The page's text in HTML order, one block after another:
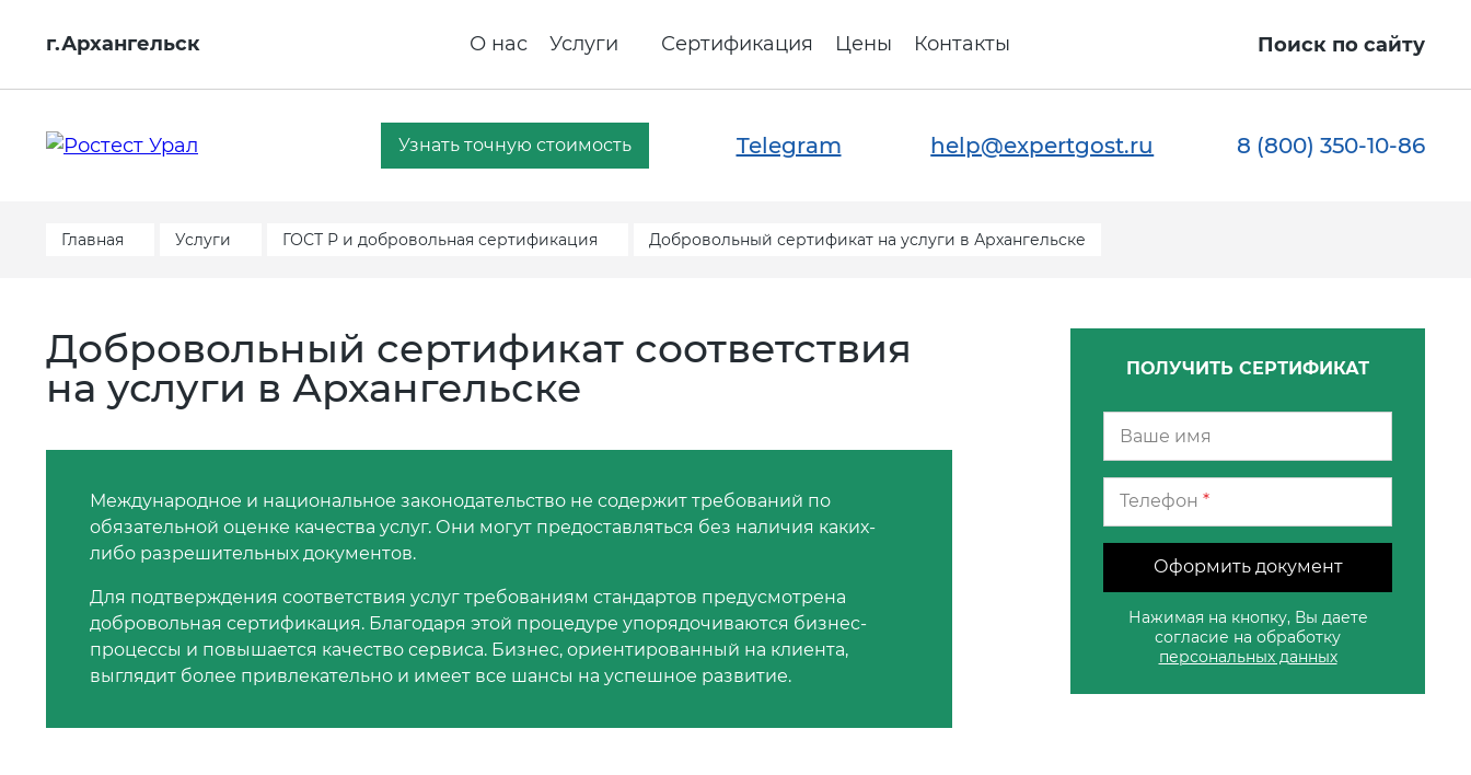
г.Архангельск О нас Услуги Сертификация Цены Контакты Поиск по сайту
Узнать точную стоимость Telegram help@expertgost.ru 8 (800) 350-10-86
Главная Услуги ГОСТ Р и добровольная сертификация Добровольный сертификат на услуги в Архангельске
Добровольный сертификат соответствия
на услуги в Архангельске
Международное и национальное законодательство не содержит требований по
обязательной оценке качества услуг. Они могут предоставляться без наличия каких-
либо разрешительных документов.
Для подтверждения соответствия услуг требованиям стандартов предусмотрена
добровольная сертификация. Благодаря этой процедуре упорядочиваются бизнес-
процессы и повышается качество сервиса. Бизнес, ориентированный на клиента,
выглядит более привлекательно и имеет все шансы на успешное развитие.
ПОЛУЧИТЬ СЕРТИФИКАТ
Телефон *
Оформить документ
Нажимая на кнопку, Вы даете
согласие на обработку
персональных данных